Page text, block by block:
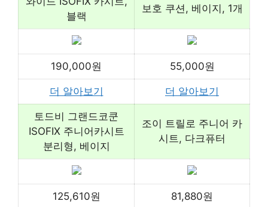
블랙
보호 쿠션, 베이지, 1개
190,000원 55,000원
더 알아보기 더 알아보기
토드비 그랜드코쿤
ISOFIX 주니어카시트
분리형, 베이지
조이 트릴로 주니어 카
시트, 다크퓨터
125,610원 81,880원